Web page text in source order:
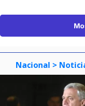
Nacional >